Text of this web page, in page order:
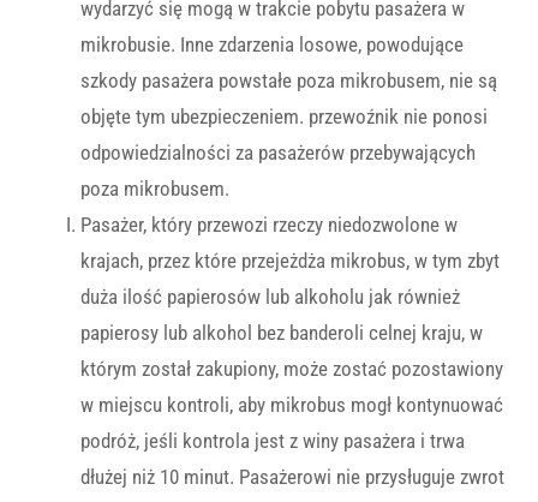
wydarzyć się mogą w trakcie pobytu pasażera w
mikrobusie. Inne zdarzenia losowe, powodujące
szkody pasażera powstałe poza mikrobusem, nie są
objęte tym ubezpieczeniem. przewoźnik nie ponosi
odpowiedzialności za pasażerów przebywających
poza mikrobusem.
Pasażer, który przewozi rzeczy niedozwolone w
krajach, przez które przejeżdża mikrobus, w tym zbyt
duża ilość papierosów lub alkoholu jak również
papierosy lub alkohol bez banderoli celnej kraju, w
którym został zakupiony, może zostać pozostawiony
w miejscu kontroli, aby mikrobus mogł kontynuować
podróż, jeśli kontrola jest z winy pasażera i trwa
dłużej niż 10 minut. Pasażerowi nie przysługuje zwrot